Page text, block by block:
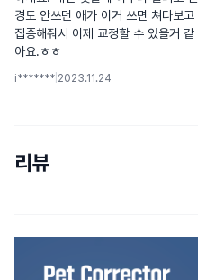
경도 안쓰던 애가 이거 쓰면 쳐다보고
집중해줘서 이제 교정할 수 있을거 같
아요.ㅎㅎ
i******* 2023.11.24
리뷰